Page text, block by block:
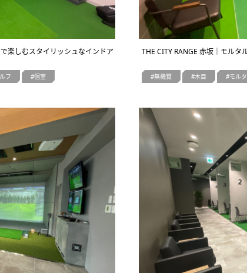
楽しむスタイリッシュなインドア
フ 個室
THE CITY RANGE 赤坂｜モル
無機質 木目 モル